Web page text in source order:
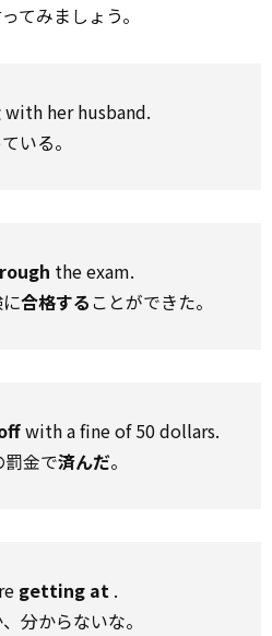
てみましょう。
with her husband.
いる。
the exam.
合格することができた。
with a fine of 50 dollars.
金で済んだ。
getting at .
分からないな。